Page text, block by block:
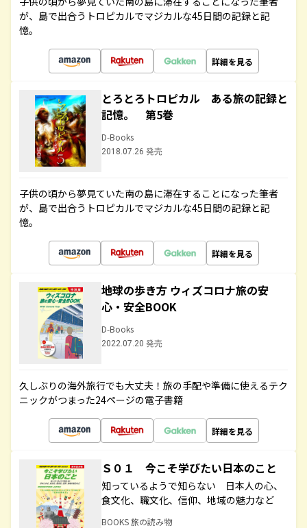
が、島で出合うトロピカルでマジカルな45日間の記録と記
憶。
詳細を見る
とろとろトロピカル ある旅の記録と
記憶。 第5巻
D-Books
2018.07.26 発売
子供の頃から夢見ていた南の島に滞在することになった筆者
が、島で出合うトロピカルでマジカルな45日間の記録と記
憶。
詳細を見る
地球の歩き方 ウィズコロナ旅の安
心・安全BOOK
D-Books
2022.07.20 発売
久しぶりの海外旅行でも大丈夫！旅の手配や準備に使えるテク
ニックがつまった24ページの電子書籍
詳細を見る
Ｓ０１ 今こそ学びたい日本のこと
知っているようで知らない 日本人の心、
食文化、職文化、信仰、地域の魅力など
BOOKS 旅の読み物